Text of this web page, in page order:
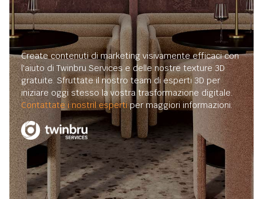
Create contenuti di marketing visivamente efficaci con
l'aiuto di Twinbru Services e delle nostre texture 3D
gratuite. Sfruttate il nostro team di esperti 3D per
iniziare oggi stesso la vostra trasformazione digitale.
Contattate i nostril espertiper maggiori informazioni.